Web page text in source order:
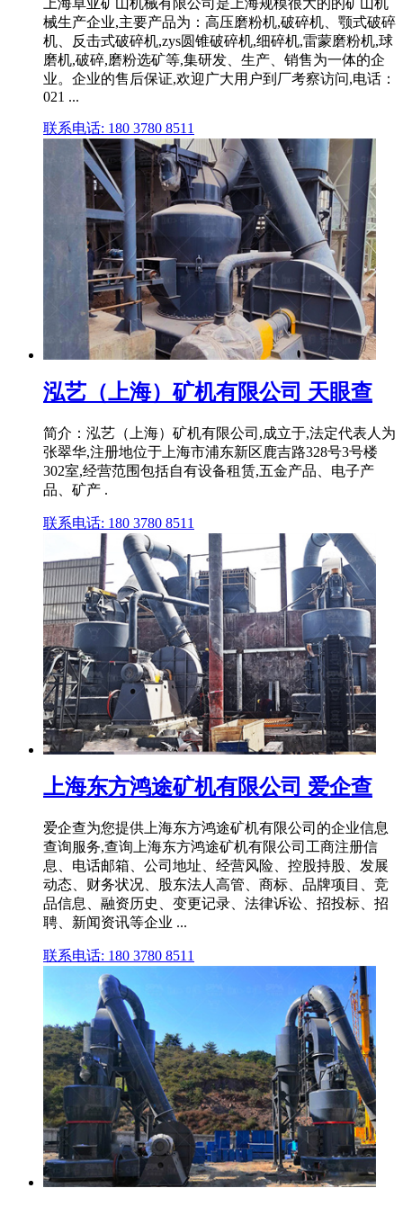
械生产企业,主要产品为：高压磨粉机,破碎机、颚式破碎
机、反击式破碎机,zys圆锥破碎机,细碎机,雷蒙磨粉机,球
磨机,破碎,磨粉选矿等,集研发、生产、销售为一体的企
业。企业的售后保证,欢迎广大用户到厂考察访问,电话：
021 ...
联系电话: 180 3780 8511
泓艺（上海）矿机有限公司 天眼查
简介：泓艺（上海）矿机有限公司,成立于,法定代表人为
张翠华,注册地位于上海市浦东新区鹿吉路328号3号楼
302室,经营范围包括自有设备租赁,五金产品、电子产
品、矿产 .
联系电话: 180 3780 8511
上海东方鸿途矿机有限公司 爱企查
爱企查为您提供上海东方鸿途矿机有限公司的企业信息
查询服务,查询上海东方鸿途矿机有限公司工商注册信
息、电话邮箱、公司地址、经营风险、控股持股、发展
动态、财务状况、股东法人高管、商标、品牌项目、竞
品信息、融资历史、变更记录、法律诉讼、招投标、招
聘、新闻资讯等企业 ...
联系电话: 180 3780 8511